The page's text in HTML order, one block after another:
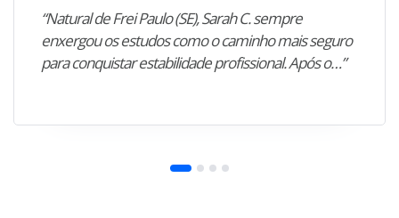
“Natural de Frei Paulo (SE), Sarah C. sempre
enxergou os estudos como o caminho mais seguro
para conquistar estabilidade profissional. Após o…”